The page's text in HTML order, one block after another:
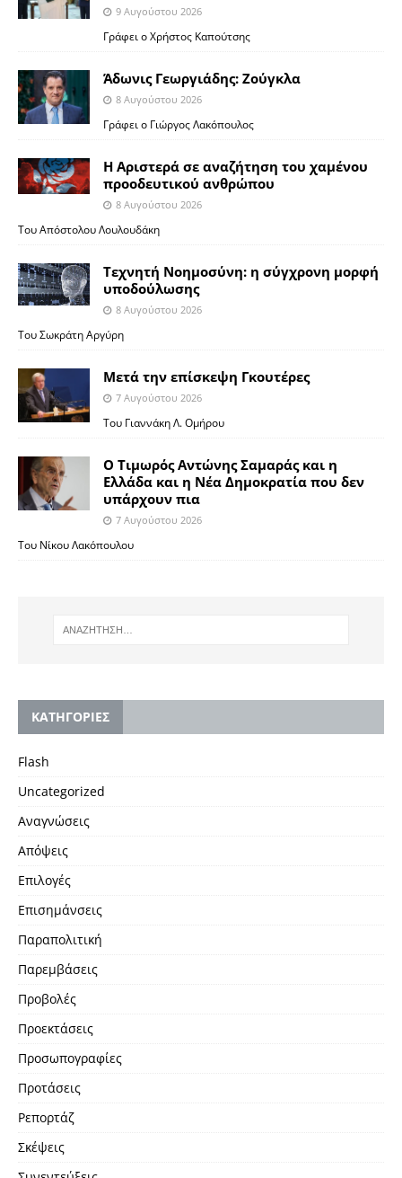
9 Αυγούστου 2026
Γράφει ο Χρήστος Καπούτσης
Άδωνις Γεωργιάδης: Ζούγκλα
8 Αυγούστου 2026
Γράφει ο Γιώργος Λακόπουλος
Η Αριστερά σε αναζήτηση του χαμένου
προοδευτικού ανθρώπου
8 Αυγούστου 2026
Του Απόστολου Λουλουδάκη
Τεχνητή Νοημοσύνη: η σύγχρονη μορφή
υποδούλωσης
8 Αυγούστου 2026
Του Σωκράτη Αργύρη
Μετά την επίσκεψη Γκουτέρες
7 Αυγούστου 2026
Του Γιαννάκη Λ. Ομήρου
Ο Τιμωρός Αντώνης Σαμαράς και η
Ελλάδα και η Νέα Δημοκρατία που δεν
υπάρχουν πια
7 Αυγούστου 2026
Του Νίκου Λακόπουλου
KΑΤΗΓΟΡΙΕΣ
Flash
Uncategorized
Αναγνώσεις
Απόψεις
Επιλογές
Επισημάνσεις
Παραπολιτική
Παρεμβάσεις
Προβολές
Προεκτάσεις
Προσωπογραφίες
Προτάσεις
Ρεπορτάζ
Σκέψεις